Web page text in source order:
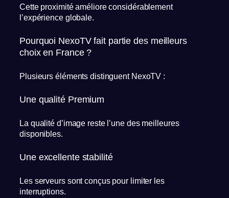
Cette proximité améliore considérablement
l’expérience globale.
Pourquoi NexoTV fait partie des meilleurs
choix en France ?
Plusieurs éléments distinguent NexoTV :
Une qualité Premium
La qualité d’image reste l’une des meilleures
disponibles.
Une excellente stabilité
Les serveurs sont conçus pour limiter les
interruptions.